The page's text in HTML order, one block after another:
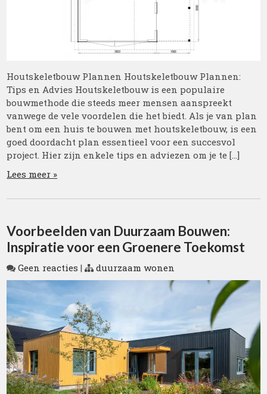
Houtskeletbouw Plannen Houtskeletbouw Plannen:
Tips en Advies Houtskeletbouw is een populaire
bouwmethode die steeds meer mensen aanspreekt
vanwege de vele voordelen die het biedt. Als je van plan
bent om een huis te bouwen met houtskeletbouw, is een
goed doordacht plan essentieel voor een succesvol
project. Hier zijn enkele tips en adviezen om je te […]
Lees meer »
Voorbeelden van Duurzaam Bouwen:
Inspiratie voor een Groenere Toekomst
Geen reacties | duurzaam wonen